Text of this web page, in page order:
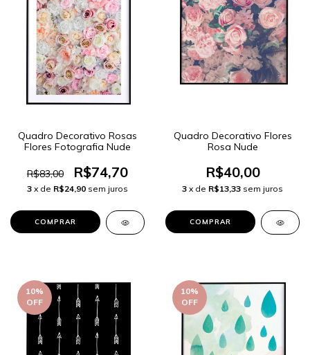
Quadro Decorativo Rosas
Flores Fotografia Nude
R$83,00 R$74,70
3 x de R$24,90 sem juros
COMPRAR
Quadro Decorativo Flores
Rosa Nude
R$40,00
3 x de R$13,33 sem juros
COMPRAR
10%
OFF
10%
OFF